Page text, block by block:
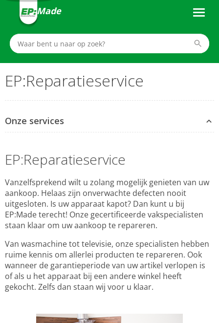
Made
EP:Reparatieservice
Onze services
EP:Reparatieservice
Vanzelfsprekend wilt u zolang mogelijk genieten van uw
aankoop. Helaas zijn onverwachte defecten nooit
uitgesloten. Is uw apparaat kapot? Dan kunt u bij
EP:Made terecht! Onze gecertificeerde vakspecialisten
staan klaar om uw aankoop te repareren.
Van wasmachine tot televisie, onze specialisten hebben
ruime kennis om allerlei producten te repareren. Ook
wanneer de garantieperiode van uw artikel verlopen is
of als u het apparaat bij een andere winkel heeft
gekocht. Zelfs dan staan wij voor u klaar.